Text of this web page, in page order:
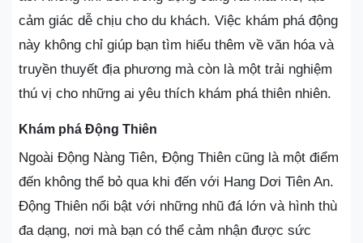
cảm giác dễ chịu cho du khách. Việc khám phá động
này không chỉ giúp bạn tìm hiểu thêm về văn hóa và
truyền thuyết địa phương mà còn là một trải nghiệm
thú vị cho những ai yêu thích khám phá thiên nhiên.
Khám phá Động Thiên
Ngoài Động Nàng Tiên, Động Thiên cũng là một điểm
đến không thể bỏ qua khi đến với Hang Dơi Tiên An.
Động Thiên nổi bật với những nhũ đá lớn và hình thù
đa dạng, nơi mà bạn có thể cảm nhận được sức